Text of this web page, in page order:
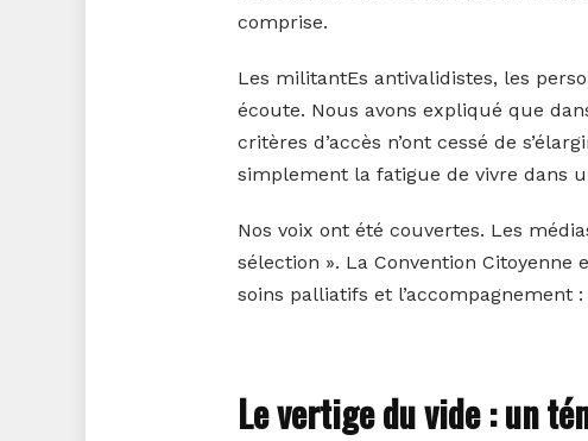
comprise.
Les militantEs antivalidistes, les
écoute. Nous avons expliqué que
critères d’accès n’ont cessé de
simplement la fatigue de vivre dans
Nos voix ont été couvertes. Les
sélection ». La Convention
soins palliatifs et l’accompagnement
Le vertige du vide : un